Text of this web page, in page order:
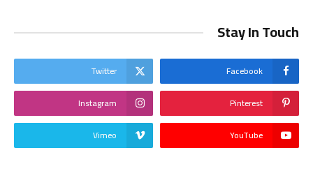
Stay In Touch
Facebook
Twitter
Pinterest
Instagram
YouTube
Vimeo